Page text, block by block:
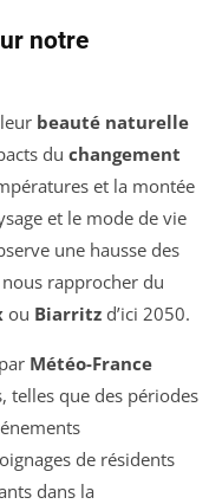
notre
beauté naturelle
du changement
et la montée
et le mode de vie
une hausse des
rapprocher du
ou Biarritz d’ici 2050.
Météo-France
telles que des périodes
de résidents
dans la